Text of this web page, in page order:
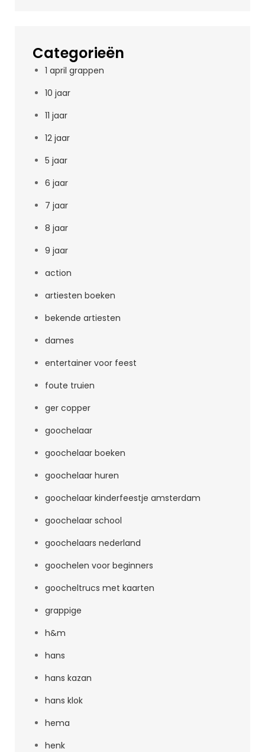
Categorieën
1 april grappen
10 jaar
11 jaar
12 jaar
5 jaar
6 jaar
7 jaar
8 jaar
9 jaar
action
artiesten boeken
bekende artiesten
dames
entertainer voor feest
foute truien
ger copper
goochelaar
goochelaar boeken
goochelaar huren
goochelaar kinderfeestje amsterdam
goochelaar school
goochelaars nederland
goochelen voor beginners
goocheltrucs met kaarten
grappige
h&m
hans
hans kazan
hans klok
hema
henk